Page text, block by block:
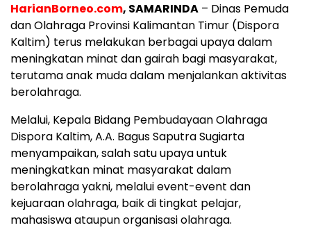
HarianBorneo.com, SAMARINDA – Dinas Pemuda
dan Olahraga Provinsi Kalimantan Timur (Dispora
Kaltim) terus melakukan berbagai upaya dalam
meningkatan minat dan gairah bagi masyarakat,
terutama anak muda dalam menjalankan aktivitas
berolahraga.
Melalui, Kepala Bidang Pembudayaan Olahraga
Dispora Kaltim, A.A. Bagus Saputra Sugiarta
menyampaikan, salah satu upaya untuk
meningkatkan minat masyarakat dalam
berolahraga yakni, melalui event-event dan
kejuaraan olahraga, baik di tingkat pelajar,
mahasiswa ataupun organisasi olahraga.